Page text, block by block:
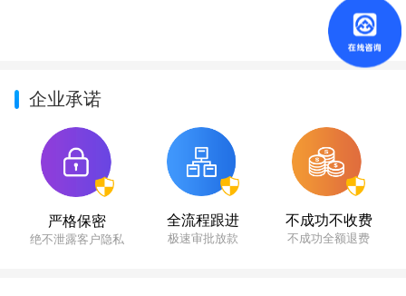
企业承诺
严格保密
绝不泄露客户隐私
全流程跟进
极速审批放款
不成功不收费
不成功全额退费